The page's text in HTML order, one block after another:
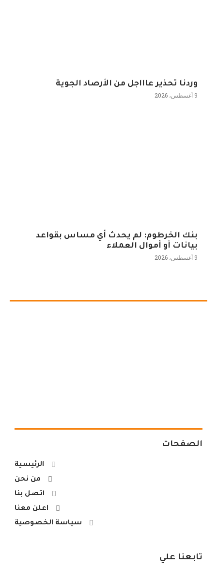
وردنا تحذير عاااجل من الأرصاد الجوية
9 أغسطس، 2026
بنك الخرطوم: لم يحدث أي مساس بقواعد
بيانات أو أموال العملاء
9 أغسطس، 2026
الصفحات
الرئيسية
من نحن
اتصل بنا
اعلن معنا
سياسة الخصوصية
تابعنا علي